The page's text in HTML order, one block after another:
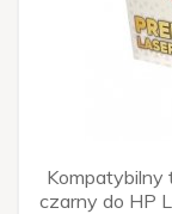
Kompatybilny
czarny do HP